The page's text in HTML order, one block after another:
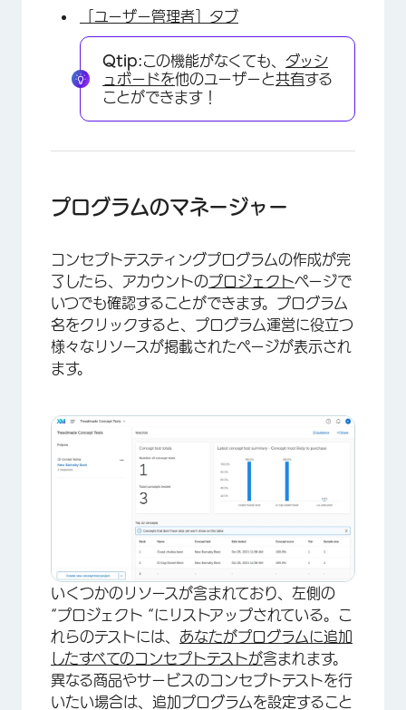
［ユーザー管理者］タブ
Qtip:この機能がなくても、 ダッシ
ュボードを他のユーザーと共有する
ことができます！
プログラムのマネージャー
コンセプトテスティングプログラムの作成が完
了したら、アカウントのプロジェクトページで
いつでも確認することができます。プログラム
名をクリックすると、プログラム運営に役立つ
様々なリソースが掲載されたページが表示され
ます。
いくつかのリソースが含まれており、左側の
“プロジェクト “にリストアップされている。こ
れらのテストには、 あなたがプログラムに追加
したすべてのコンセプトテストが含まれます。
異なる商品やサービスのコンセプトテストを行
いたい場合は、追加プログラムを設定すること